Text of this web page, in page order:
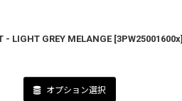
- LIGHT GREY MELANGE [3PW25001600x]
オプション選択